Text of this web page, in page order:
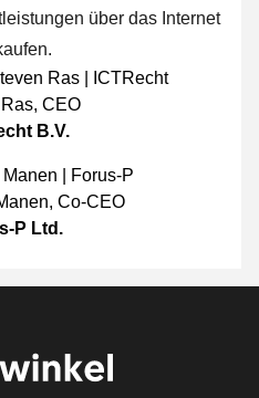
über das Internet
, CEO
B.V.
, Co-CEO
P Ltd.